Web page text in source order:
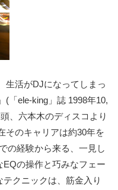
生活がDJになってしまっ
(「ele-king」誌 1998年10,
、六本木のディスコより
そのキャリアは約30年を
の経験から来る、一見し
の操作と巧みなフェー
クニックは、筋金入り